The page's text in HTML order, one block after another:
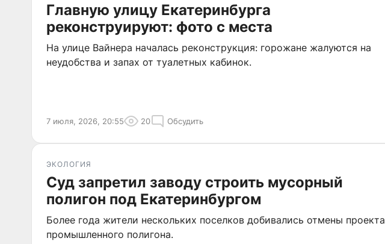
Главную улицу Екатеринбурга
реконструируют: фото с места
На улице Вайнера началась реконструкция: горожане жалуются на
неудобства и запах от туалетных кабинок.
7 июля, 2026, 20:55 20 Обсудить
ЭКОЛОГИЯ
Суд запретил заводу строить мусорный
полигон под Екатеринбургом
Более года жители нескольких поселков добивались отмены проекта
промышленного полигона.